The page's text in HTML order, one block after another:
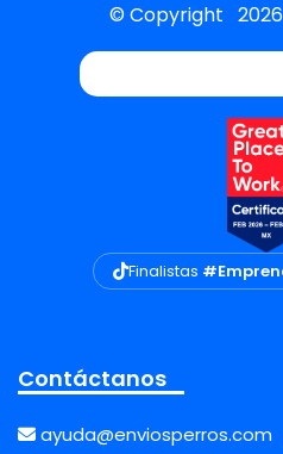
© Copyright 2026
Finalistas
Contáctanos
ayuda@enviosperros.com